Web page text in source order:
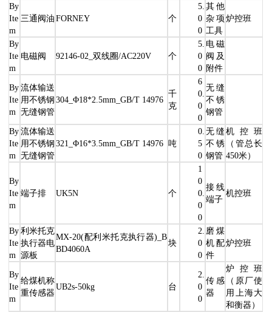
By
Ite
m
三通阀油 FORNEY 个
5.
0
0
其他
杂项
工具
炉控班
By
Ite
m
电磁阀 92146-02_双线圈/AC220V 个
5.
0
0
电磁
阀及
附件
By
Ite
m
流体输送
用不锈钢
无缝钢管
304_Φ18*2.5mm_GB/T 14976
千
克
6
0.
0
0
无缝
不锈
钢管
By
Ite
m
流体输送
用不锈钢
无缝钢管
321_Φ16*3.5mm_GB/T 14976 吨
0.
5
0
无缝
不锈
钢管
机控班
（管总长
450米）
By
Ite
m
端子排 UK5N 个
1
0
0.
0
0
接线
端子
机控班
By
Ite
m
利米托克
执行器电
源板
MX-20(配利米托克执行器)_B
BD4060A
块
2.
0
0
磨煤
机配
件
炉控班
By
Ite
m
给煤机称
重传感器
UB2s-50kg 台
2.
0
0
传感
器
炉控班
（原厂使
用上海大
和衡器）